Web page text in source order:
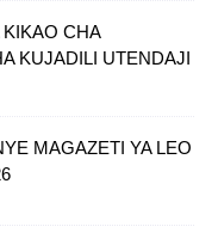
KIKAO CHA
KUJADILI UTENDAJI
MAGAZETI YA LEO